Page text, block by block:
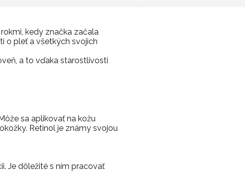
kedy značka začala
o pleť a všetkých svojich
a to vďaka starostlivosti
sa aplikovať na kožu
Retinol je známy svojou
Je dôležité s ním pracovať